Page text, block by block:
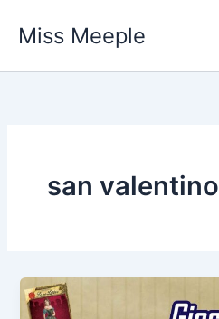
Miss Meeple
san valentino